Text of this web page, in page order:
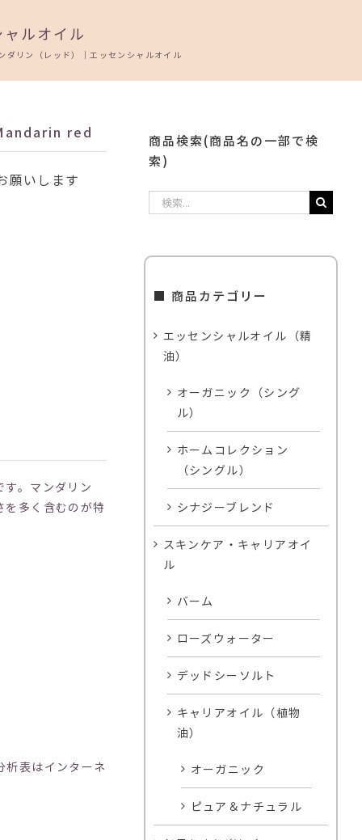
ルオイル
ダリン（レッド）｜エッセンシャルオイル
red
願いします
。マンダリン
多く含むのが特
析表はインターネ
商品検索(商品名の一部で検
索)
■ 商品カテゴリー
エッセンシャルオイル（精
油）
オーガニック（シング
ル）
ホームコレクション
（シングル）
シナジーブレンド
スキンケア・キャリアオイ
ル
バーム
ローズウォーター
デッドシーソルト
キャリアオイル（植物
油）
オーガニック
ピュア＆ナチュラル